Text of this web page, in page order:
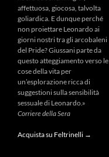
affettuosa, giocosa, talvolta
goliardica. E dunque perché
non proiettare Leonardo ai
giorni nostri tra gli arcobaleni
del Pride? Giussani parte da
questo atteggiamento verso le
cose della vita per
un’esplorazione ricca di
suggestioni sulla sensibilità
sessuale di Leonardo.»
Corriere della Sera
Acquista su Feltrinelli →